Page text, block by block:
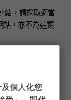
結，請採取適當
站，亦不為這類
個人化您